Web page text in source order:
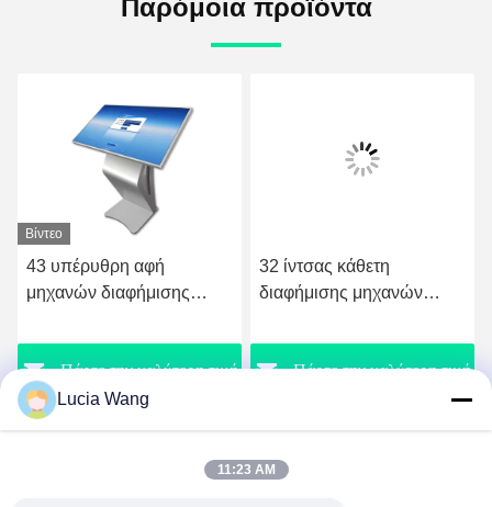
Παρόμοια προϊόντα
Βίντεο
43 υπέρυθρη αφή
μηχανών διαφήμισης
Πάρτε την καλύτερη τιμή
32 ίντσας κάθετη
διαφήμισης μηχανών
επικαλύψεων πολυ
Πάρτε την καλύτερη τιμή
Lucia Wang
11:23 AM